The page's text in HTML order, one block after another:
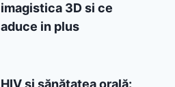
imagistica 3D si ce
aduce in plus
HIV și sănătatea orală: